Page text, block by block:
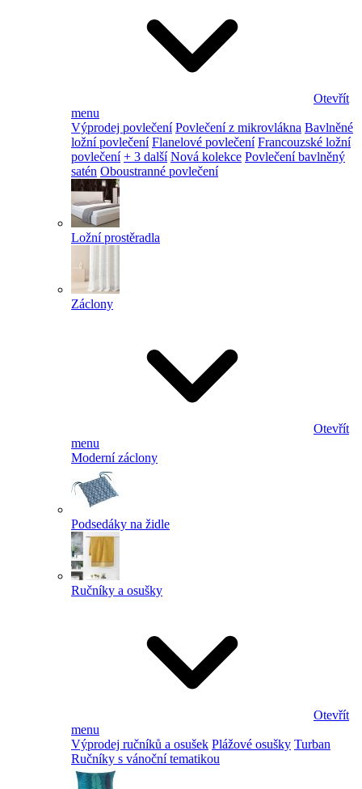
Otevřít
menu
Výprodej povlečení Povlečení z mikrovlákna Bavlněné
ložní povlečení Flanelové povlečení Francouzské ložní
povlečení + 3 další Nová kolekce Povlečení bavlněný
satén Oboustranné povlečení
Ložní prostěradla
Záclony
Otevřít
menu
Moderní záclony
Podsedáky na židle
Ručníky a osušky
Otevřít
menu
Výprodej ručníků a osušek Plážové osušky Turban
Ručníky s vánoční tematikou